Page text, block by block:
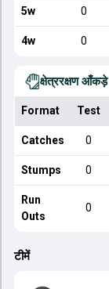
5w 0
4w 0
क्षेत्ररक्षण आँकड़े
Format Test
Catches 0
Stumps 0
Run
Outs
0
टीमें